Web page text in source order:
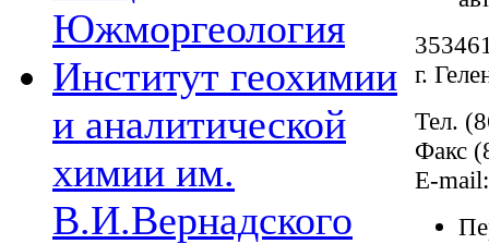
Южморгеология
Институт геохимии
и аналитической
химии им.
В.И.Вернадского
г.
Тел.
Факс
E-